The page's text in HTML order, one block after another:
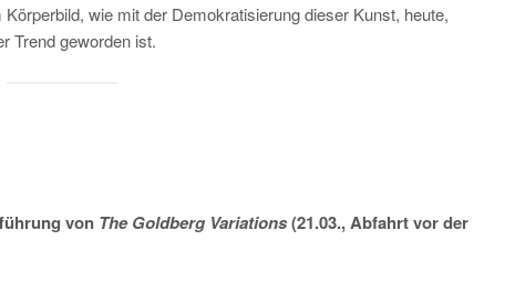
wie mit der Demokratisierung dieser Kunst, heute,
Trend geworden ist.
von The Goldberg Variations(21.03., Abfahrt vor der